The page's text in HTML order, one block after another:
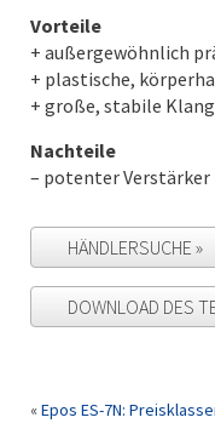
Vorteile
+ außergewöhnlich
+ plastische,
+ große, stabile
Nachteile
– potenter
HÄNDLERSUCHE
DOWNLOAD DES
«Epos ES-7N: